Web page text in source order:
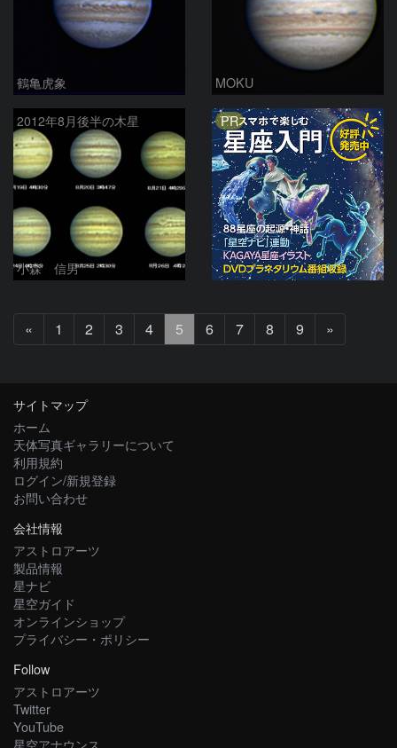
鶴亀虎象 MOKU
2012年8月後半の木星
小森 信男
PR
«
へ
1 2 3 4 5 6 7 8 9 »
へ
サイトマップ
ホーム
天体写真ギャラリーについて
利用規約
ログイン/新規登録
お問い合わせ
会社情報
アストロアーツ
製品情報
星ナビ
星空ガイド
オンラインショップ
プライバシー・ポリシー
Follow
アストロアーツ
Twitter
YouTube
星空アナウンス